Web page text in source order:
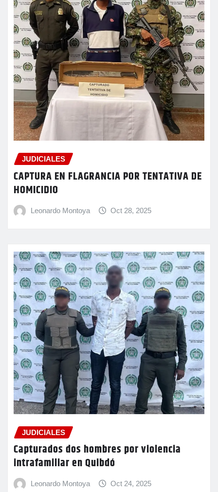
JUDICIALES
CAPTURA EN FLAGRANCIA POR TENTATIVA DE
HOMICIDIO
Leonardo Montoya Oct 28, 2025
JUDICIALES
Capturados dos hombres por violencia
intrafamiliar en Quibdó
Leonardo Montoya Oct 24, 2025